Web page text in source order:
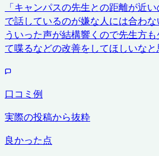
「キャンパスの先生との距離が近
で話しているのが嫌な人には合わ
ういった声が結構響くので先生方
て喋るなどの改善をしてほしいなと
口コミ例
実際の投稿から抜粋
良かった点